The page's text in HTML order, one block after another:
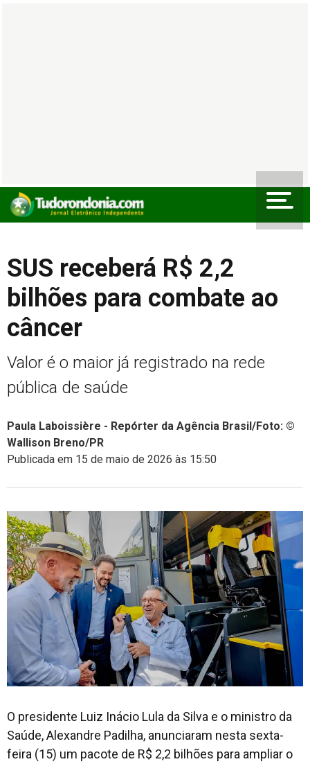
SUS receberá R$ 2,2
bilhões para combate ao
câncer
Valor é o maior já registrado na rede
pública de saúde
Paula Laboissière - Repórter da Agência Brasil/Foto: ©
Wallison Breno/PR
Publicada em 15 de maio de 2026 às 15:50
O presidente Luiz Inácio Lula da Silva e o ministro da
Saúde, Alexandre Padilha, anunciaram nesta sexta-
feira (15) um pacote de R$ 2,2 bilhões para ampliar o